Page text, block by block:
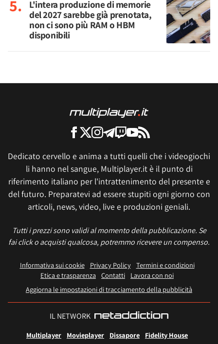
L'intera produzione di memorie
del 2027 sarebbe già prenotata,
non ci sono più RAM o HBM
disponibili
Dedicato cervello e anima a tutti quelli che i videogiochi
li hanno nel sangue, Multiplayer.it è il punto di
riferimento italiano per l'intrattenimento del presente e
del futuro. Preparatevi ad essere stupiti ogni giorno con
articoli, news, video, live e produzioni geniali.
Tutti i prezzi sono validi al momento della pubblicazione. Se
fai click o acquisti qualcosa, potremmo ricevere un compenso.
Informativa sui cookie Privacy Policy
Termini e condizioni
Etica e trasparenza Contatti
Lavora con noi
Aggiorna le impostazioni di tracciamento della pubblicità
IL NETWORK
Multiplayer Movieplayer Dissapore Fidelity House